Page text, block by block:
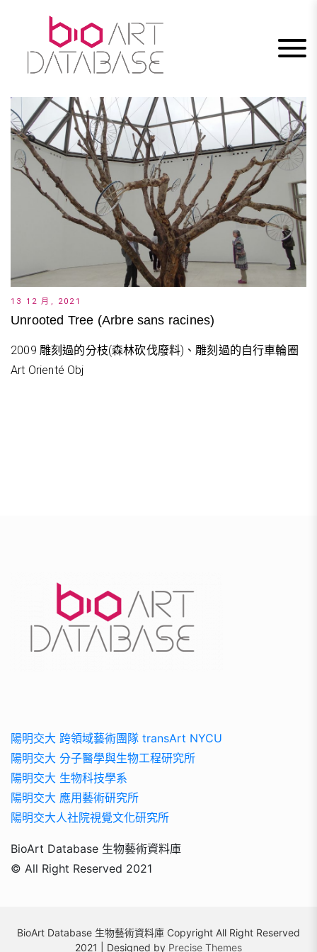
13 12 月, 2021
Unrooted Tree (Arbre sans racines)
2009 雕刻過的分枝(森林砍伐廢料)、雕刻過的自行車輪圈
Art Orienté Obj
陽明交大 跨領域藝術團隊 transArt NYCU
陽明交大 分子醫學與生物工程研究所
陽明交大 生物科技學系
陽明交大 應用藝術研究所
陽明交大人社院視覺文化研究所
BioArt Database 生物藝術資料庫
© All Right Reserved 2021
BioArt Database 生物藝術資料庫 Copyright All Right Reserved
2021 | Designed by Precise Themes